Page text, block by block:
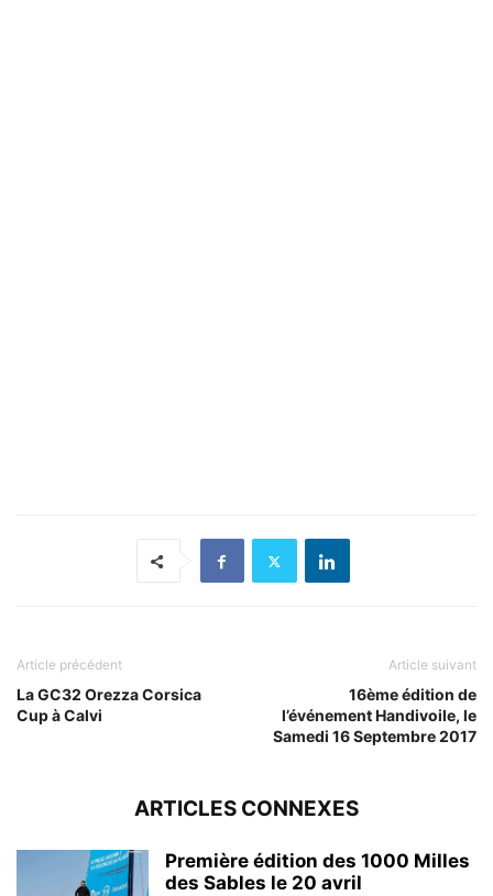
Article précédent
La GC32 Orezza Corsica
Cup à Calvi
Article suivant
16ème édition de
l’événement Handivoile, le
Samedi 16 Septembre 2017
ARTICLES CONNEXES
Première édition des 1000 Milles
des Sables le 20 avril